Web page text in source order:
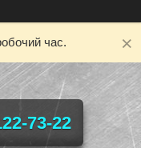
час.
73-22